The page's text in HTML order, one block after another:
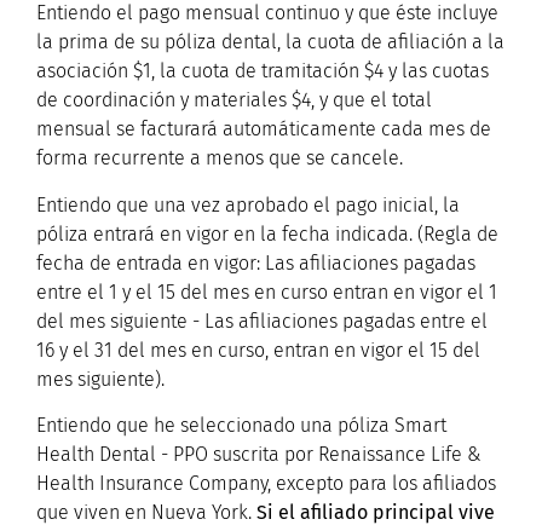
Entiendo el pago mensual continuo y que éste incluye
la prima de su póliza dental, la cuota de afiliación a la
asociación $1, la cuota de tramitación $4 y las cuotas
de coordinación y materiales $4, y que el total
mensual se facturará automáticamente cada mes de
forma recurrente a menos que se cancele.
Entiendo que una vez aprobado el pago inicial, la
póliza entrará en vigor en la fecha indicada. (Regla de
fecha de entrada en vigor: Las afiliaciones pagadas
entre el 1 y el 15 del mes en curso entran en vigor el 1
del mes siguiente - Las afiliaciones pagadas entre el
16 y el 31 del mes en curso, entran en vigor el 15 del
mes siguiente).
Entiendo que he seleccionado una póliza Smart
Health Dental - PPO suscrita por Renaissance Life &
Health Insurance Company, excepto para los afiliados
que viven en Nueva York. Si el afiliado principal vive